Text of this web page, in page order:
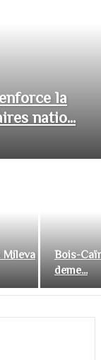
la
natio...
Mileva
Bois-
deme...